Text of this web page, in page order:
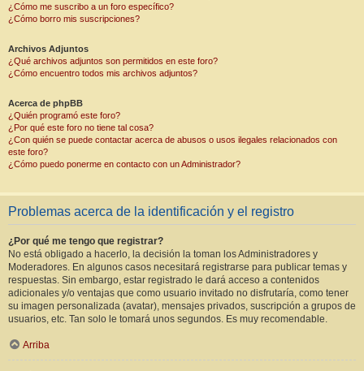
¿Cómo me suscribo a un foro específico?
¿Cómo borro mis suscripciones?
Archivos Adjuntos
¿Qué archivos adjuntos son permitidos en este foro?
¿Cómo encuentro todos mis archivos adjuntos?
Acerca de phpBB
¿Quién programó este foro?
¿Por qué este foro no tiene tal cosa?
¿Con quién se puede contactar acerca de abusos o usos ilegales relacionados con
este foro?
¿Cómo puedo ponerme en contacto con un Administrador?
Problemas acerca de la identificación y el registro
¿Por qué me tengo que registrar?
No está obligado a hacerlo, la decisión la toman los Administradores y
Moderadores. En algunos casos necesitará registrarse para publicar temas y
respuestas. Sin embargo, estar registrado le dará acceso a contenidos
adicionales y/o ventajas que como usuario invitado no disfrutaría, como tener
su imagen personalizada (avatar), mensajes privados, suscripción a grupos de
usuarios, etc. Tan solo le tomará unos segundos. Es muy recomendable.
Arriba